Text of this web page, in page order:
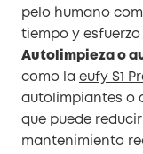
pelo humano
tiempo y
Autolimpieza o
como la eufy S1
autolimpiantes o
que puede
mantenimiento